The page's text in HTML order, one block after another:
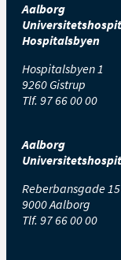
Aalborg
Hospitalsbyen
Hospitalsbyen 1
9260 Gistrup
Tlf. 97 66 00 00
Aalborg
Reberbansgade 15
9000 Aalborg
Tlf. 97 66 00 00